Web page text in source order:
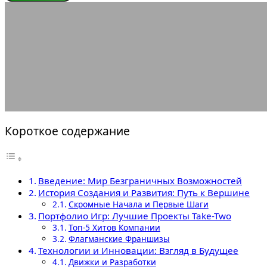
Короткое содержание
Введение: Мир Безграничных Возможностей
История Создания и Развития: Путь к Вершине
Скромные Начала и Первые Шаги
Портфолио Игр: Лучшие Проекты Take-Two
Топ-5 Хитов Компании
Флагманские Франшизы
Технологии и Инновации: Взгляд в Будущее
Движки и Разработки